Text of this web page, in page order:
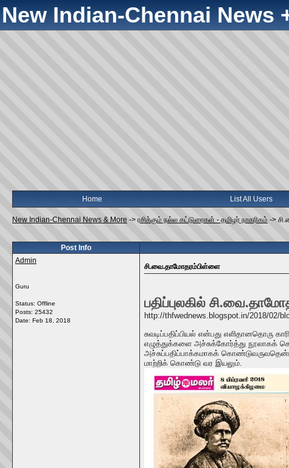
New Indian-Chennai News
Home List All Users
New Indian-Chennai News & More -> ரசிக்கும் நல்ல கட்டுரைகள் - தமிழர் நாகரிகம் ->
Post Info
Admin
Guru
Status: Offline
Posts: 25432
Date: Feb 18, 2018
சி.வை.தாமோதரம்பிள்ளை
பதிப்புலகில்
http://thfwednews.blogspot.in/2018/02/
சுவடிப்பதிப்பியல் என்பது எளிதானதொரு
எழுத்துக்களை அச்சுக்கோர்த்து நூலாகக்
அச்சுப்பதிப்பாக்கமாகக்
மாற்றிக் கொண்டு வர இயலும்.